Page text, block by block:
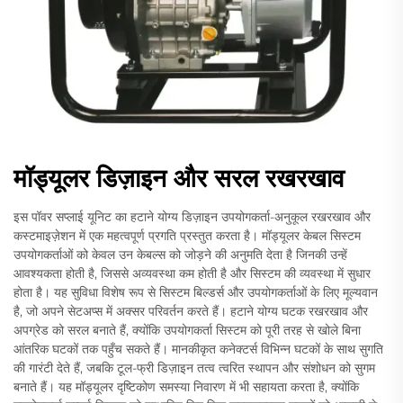
मॉड्यूलर डिज़ाइन और सरल रखरखाव
इस पॉवर सप्लाई यूनिट का हटाने योग्य डिज़ाइन उपयोगकर्ता-अनुकूल रखरखाव और
कस्टमाइज़ेशन में एक महत्वपूर्ण प्रगति प्रस्तुत करता है। मॉड्यूलर केबल सिस्टम
उपयोगकर्ताओं को केवल उन केबल्स को जोड़ने की अनुमति देता है जिनकी उन्हें
आवश्यकता होती है, जिससे अव्यवस्था कम होती है और सिस्टम की व्यवस्था में सुधार
होता है। यह सुविधा विशेष रूप से सिस्टम बिल्डर्स और उपयोगकर्ताओं के लिए मूल्यवान
है, जो अपने सेटअप्स में अक्सर परिवर्तन करते हैं। हटाने योग्य घटक रखरखाव और
अपग्रेड को सरल बनाते हैं, क्योंकि उपयोगकर्ता सिस्टम को पूरी तरह से खोले बिना
आंतरिक घटकों तक पहुँच सकते हैं। मानकीकृत कनेक्टर्स विभिन्न घटकों के साथ सुगति
की गारंटी देते हैं, जबकि टूल-फ्री डिज़ाइन तत्व त्वरित स्थापन और संशोधन को सुगम
बनाते हैं। यह मॉड्यूलर दृष्टिकोण समस्या निवारण में भी सहायता करता है, क्योंकि